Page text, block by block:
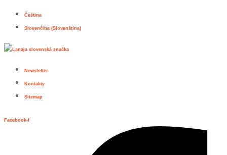
Čeština
Slovenčina (Slovenština)
Newsletter
Kontakty
Sitemap
Facebook-f